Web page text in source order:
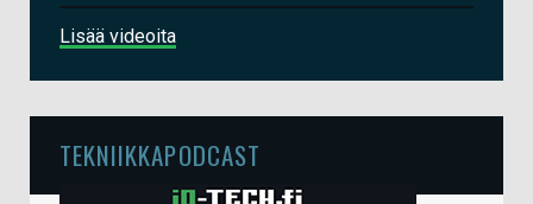
Lisää videoita
TEKNIIKKAPODCAST